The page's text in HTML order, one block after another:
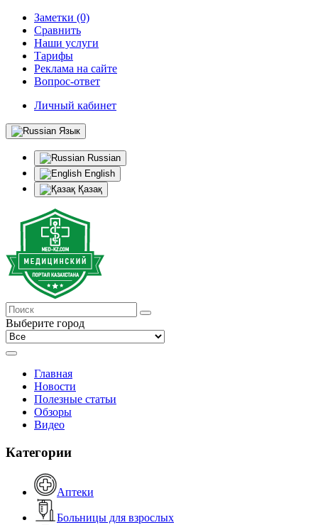
Заметки (0)
Сравнить
Наши услуги
Тарифы
Реклама на сайте
Вопрос-ответ
Личный кабинет
Язык
Russian
English
Қазақ
Выберите город
Главная
Новости
Полезные статьи
Обзоры
Видео
Категории
Аптеки
Больницы для взрослых